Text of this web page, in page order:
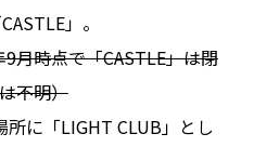
」。
時点で「CASTLE」は閉
不明）
に「LIGHT CLUB」とし